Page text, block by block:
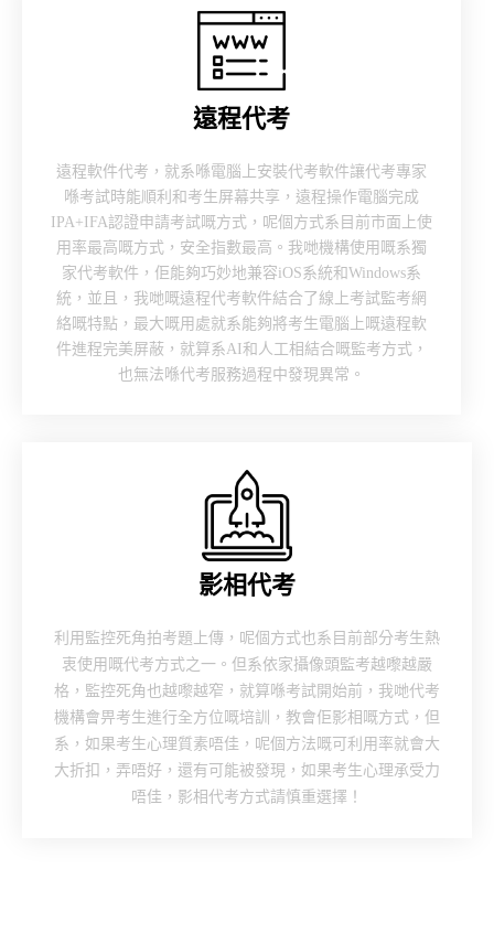
遠程代考
遠程軟件代考，就系喺電腦上安裝代考軟件讓代考專家
喺考試時能順利和考生屏幕共享，遠程操作電腦完成
IPA+IFA認證申請考試嘅方式，呢個方式系目前市面上使
用率最高嘅方式，安全指數最高。我哋機構使用嘅系獨
家代考軟件，佢能夠巧妙地兼容iOS系統和Windows系
統，並且，我哋嘅遠程代考軟件結合了線上考試監考網
絡嘅特點，最大嘅用處就系能夠將考生電腦上嘅遠程軟
件進程完美屏蔽，就算系AI和人工相結合嘅監考方式，
也無法喺代考服務過程中發現異常。
影相代考
利用監控死角拍考題上傳，呢個方式也系目前部分考生熱
衷使用嘅代考方式之一。但系依家攝像頭監考越嚟越嚴
格，監控死角也越嚟越窄，就算喺考試開始前，我哋代考
機構會畀考生進行全方位嘅培訓，教會佢影相嘅方式，但
系，如果考生心理質素唔佳，呢個方法嘅可利用率就會大
大折扣，弄唔好，還有可能被發現，如果考生心理承受力
唔佳，影相代考方式請慎重選擇！